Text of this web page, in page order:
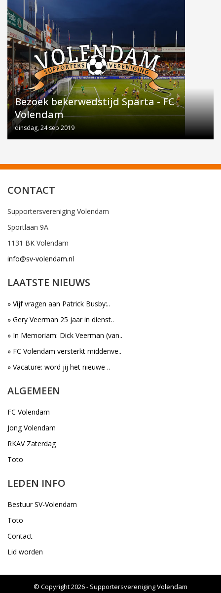
Bezoek bekerwedstijd Sparta - FC
Volendam
dinsdag, 24 sep 2019
CONTACT
Supportersvereniging Volendam
Sportlaan 9A
1131 BK Volendam
info@sv-volendam.nl
LAATSTE NIEUWS
» Vijf vragen aan Patrick Busby:..
» Gery Veerman 25 jaar in dienst..
» In Memoriam: Dick Veerman (van..
» FC Volendam versterkt middenve..
» Vacature: word jij het nieuwe ..
ALGEMEEN
FC Volendam
Jong Volendam
RKAV Zaterdag
Toto
LEDEN INFO
Bestuur SV-Volendam
Toto
Contact
Lid worden
© Copyright 2026 - Supportersvereniging Volendam